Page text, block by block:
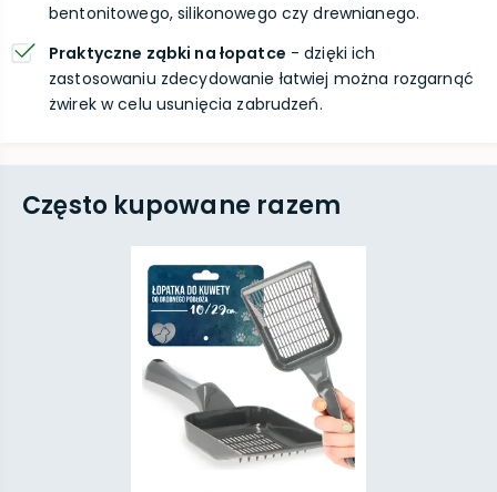
bentonitowego, silikonowego czy drewnianego.
Praktyczne ząbki na łopatce - dzięki ich
zastosowaniu zdecydowanie łatwiej można rozgarnąć
żwirek w celu usunięcia zabrudzeń.
Często kupowane razem